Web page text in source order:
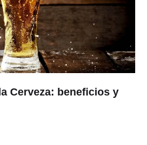
Cerveza: beneficios y